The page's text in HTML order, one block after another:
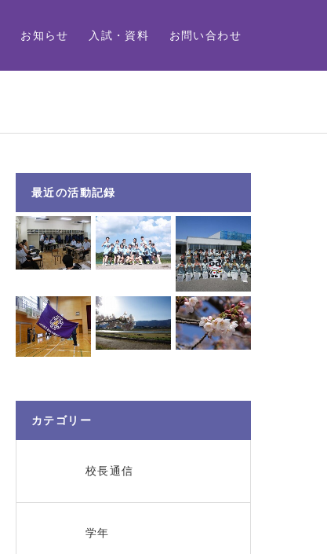
お知らせ 入試・資料 お問い合わせ
最近の活動記録
カテゴリー
校長通信
学年